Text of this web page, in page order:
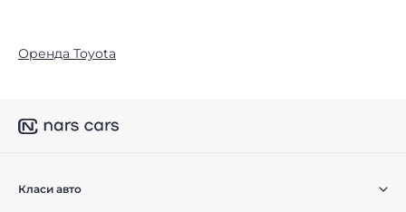
Оренда Toyota
Класи авто